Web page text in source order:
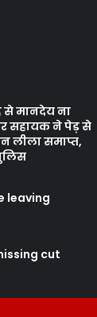
से मानदेय ना
सहायक ने पेड़ से
लीला समाप्त,
leaving
cut